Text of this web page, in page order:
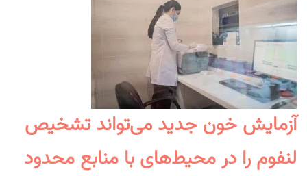
آزمایش خون جدید می‌تواند تشخیص
لنفوم را در محیط‌های با منابع محدود